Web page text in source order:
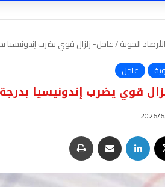
الأرصاد الجوية/عاجل- زلزال قوي يضرب إندونيسيا بدرجة 6.7
عاجل
قوي يضرب إندونيسيا بدرجة 6.7 ريختر
لينكدإن مشاركة عبر البريد